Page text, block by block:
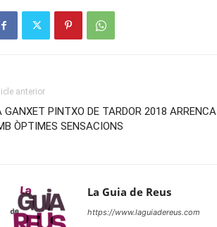
anterior
GANXET PINTXO DE TARDOR 2018 ARRENCA
ÒPTIMES SENSACIONS
La Guia de Reus
https://www.laguiadereus.com